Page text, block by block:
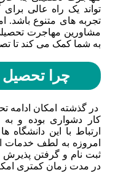
تواند یک راه عالی
تجربه های متنوع باشد.
مشاورین مهاجرت
به شما کمک می کند تا
چرا تحصیل
در گذشته امکان ادامه
کار دشواری بوده و
ارتباط با این
امروزه به لطف خدمات
ثبت نام و گرفتن پذیرش
در مدت زمان کمتری